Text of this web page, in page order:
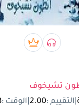
تسجيل الدخول
مستخدم جديد
صوتي bookبريميوم book
تشيخوف
التقييم :2.00 الوقت :